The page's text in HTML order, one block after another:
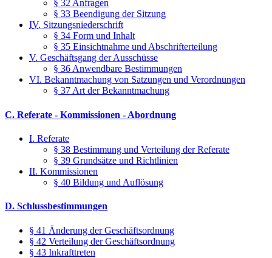
§ 32 Anfragen
§ 33 Beendigung der Sitzung
IV. Sitzungsniederschrift
§ 34 Form und Inhalt
§ 35 Einsichtnahme und Abschrifterteilung
V. Geschäftsgang der Ausschüsse
§ 36 Anwendbare Bestimmungen
VI. Bekanntmachung von Satzungen und Verordnungen
§ 37 Art der Bekanntmachung
C. Referate - Kommissionen - Abordnung
I. Referate
§ 38 Bestimmung und Verteilung der Referate
§ 39 Grundsätze und Richtlinien
II. Kommissionen
§ 40 Bildung und Auflösung
D. Schlussbestimmungen
§ 41 Änderung der Geschäftsordnung
§ 42 Verteilung der Geschäftsordnung
§ 43 Inkrafttreten